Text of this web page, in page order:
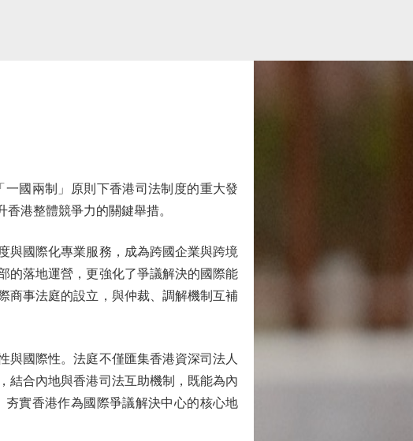
國兩制」原則下香港司法制度的重大發
港整體競爭力的關鍵舉措。
國際化專業服務，成為跨國企業與跨境
的落地運營，更強化了爭議解決的國際能
商事法庭的設立，與仲裁、調解機制互補
國際性。法庭不僅匯集香港資深司法人
結合內地與香港司法互助機制，既能為內
實香港作為國際爭議解決中心的核心地